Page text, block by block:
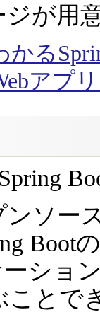
が用
かる
アプ
ソー
Boot
ーショ
ことで